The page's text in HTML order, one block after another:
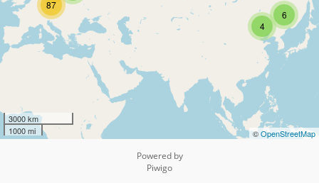
87
6
4
3000 km
1000 mi
©OpenStreetMap
Powered by
Piwigo